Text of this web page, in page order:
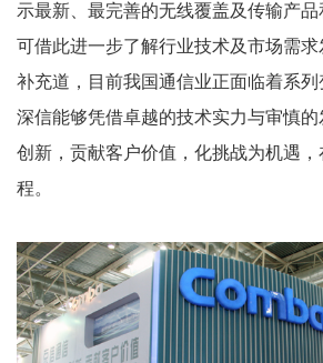
示最新、最完善的无线覆盖及传输产
可借此进一步了解行业技术及市场需
补充道，目前我国通信业正面临着系
深信能够凭借卓越的技术实力与审慎
创新，贡献客户价值，化挑战为机遇
程。